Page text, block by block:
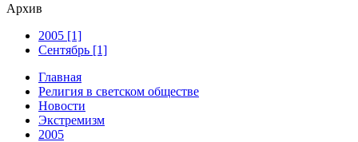
Архив
2005 [1]
Сентябрь [1]
Главная
Религия в светском обществе
Новости
Экстремизм
2005